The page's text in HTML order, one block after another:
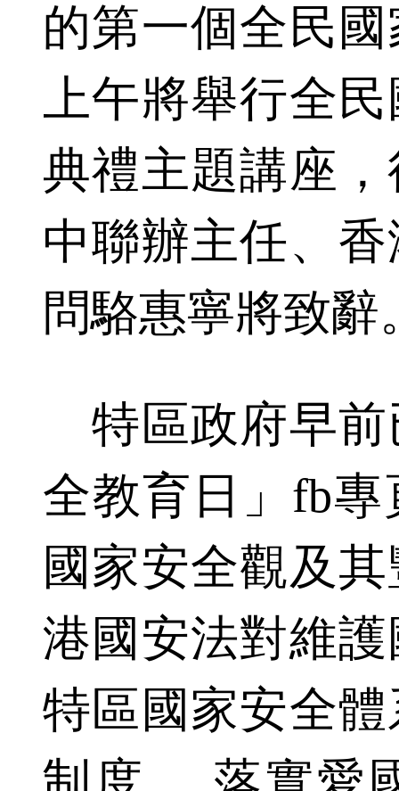
的第一個全民
上午將舉行全
典禮主題講座
中聯辦主任、
問駱惠寧將致辭
特區政府早前
全教育日」fb
國家安全觀及
港國安法對維
特區國家安全